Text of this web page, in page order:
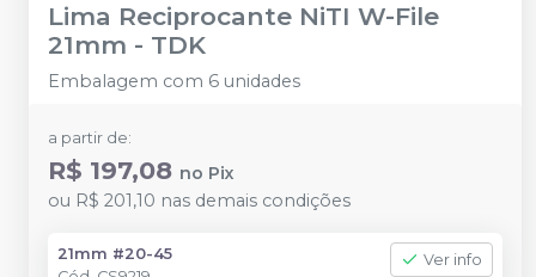
Lima Reciprocante NiTI W-File
21mm - TDK
Embalagem com 6 unidades
a partir de:
R$ 197,08 no Pix
ou R$ 201,10 nas demais condições
21mm #20-45
Ver info